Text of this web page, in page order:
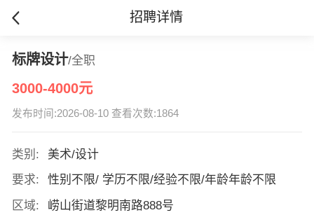
招聘详情
标牌设计/全职
3000-4000元
发布时间:2026-08-10 查看次数:1864
类别:
美术/设计
要求:
性别不限/ 学历不限/经验不限/年龄年龄不限
区域:
崂山街道黎明南路888号